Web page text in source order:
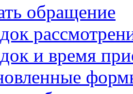
обращение
и время